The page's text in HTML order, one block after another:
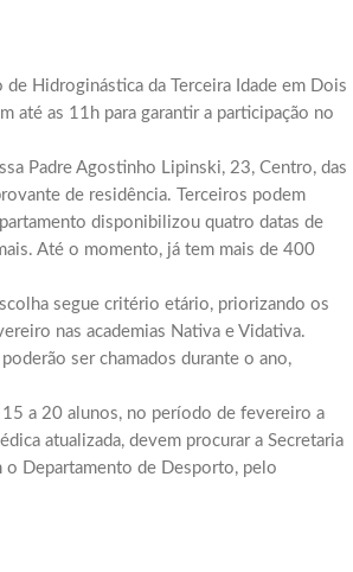
Hidroginástica da Terceira Idade em Dois
até as 11h para garantir a participação no
Padre Agostinho Lipinski, 23, Centro, das
de residência. Terceiros podem
disponibilizou quatro datas de
Até o momento, já tem mais de 400
segue critério etário, priorizando os
nas academias Nativa e Vidativa.
ser chamados durante o ano,
a 20 alunos, no período de fevereiro a
atualizada, devem procurar a Secretaria
o Departamento de Desporto, pelo